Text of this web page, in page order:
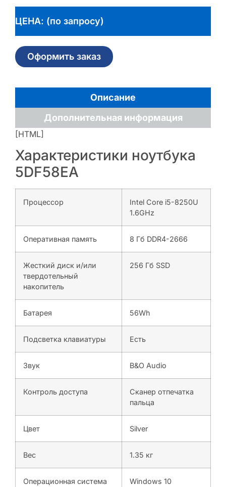
ЦЕНА: (по запросу)
Оформить заказ
Описание
Дополнительная информация
[HTML]
Характеристики ноутбука
5DF58EA
Процессор
Intel Core i5-8250U
1.6GHz
Оперативная память 8 Гб DDR4-2666
Жесткий диск и/или
твердотельный
накопитель
256 Гб SSD
Батарея 56Wh
Подсветка клавиатуры Есть
Звук B&O Audio
Контроль доступа
Сканер отпечатка
пальца
Цвет Silver
Вес 1.35 кг
Операционная система
Windows 10